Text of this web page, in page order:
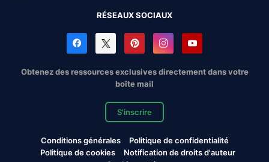
RÉSEAUX SOCIAUX
Obtenez des ressources exclusives directement dans votre
boîte mail
S'inscrire
Conditions générales
Politique de confidentialité
Politique de cookies
Notification de droits d'auteur